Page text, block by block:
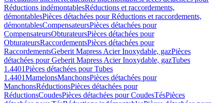
Réductions indémontablesRéductions et raccordements,
démontablesPièces détachées pour Réductions et raccordements,
démontablesCompensateursPièces détachées pour
CompensateursObturateursPièces détachées pour
ObturateursRaccordementsPièces détachées pour
RaccordementsGeberit Mapress Acier Inoxydable, gazPièces
détachées pour Geberit Mapress Acier Inoxydable, gazTubes
1.4401Pièces détachées pour Tubes
1.4401MamelonsManchonsPièces détachées pour
ManchonsRéductionsPièces détachées pour
RéductionsCoudesPièces détachées pour CoudesTésPièces